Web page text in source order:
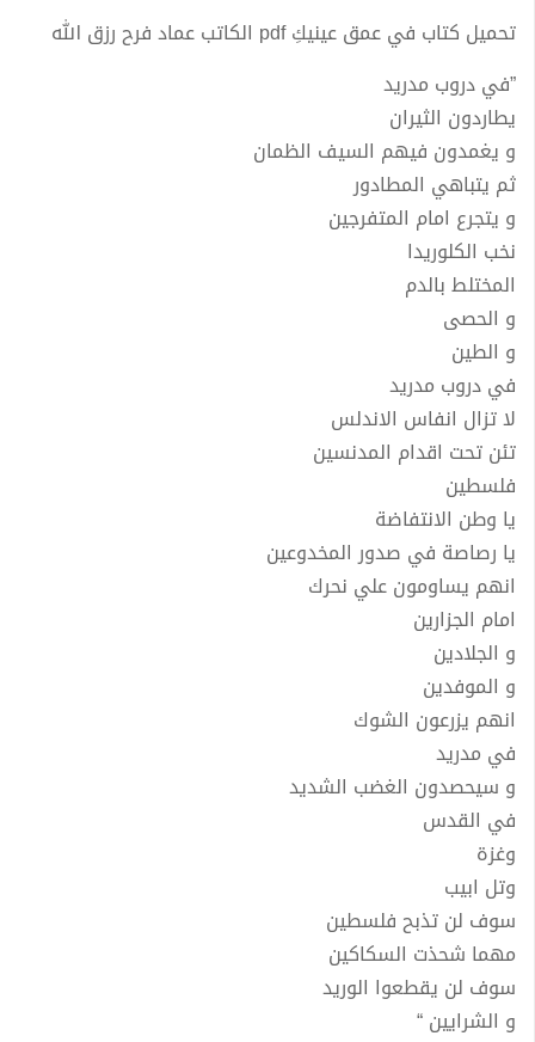
تحميل كتاب في عمق عينيكِ pdf الكاتب عماد فرح رزق الله
”في دروب مدريد
يطاردون الثيران
و يغمدون فيهم السيف الظمان
ثم يتباهي المطادور
و يتجرع امام المتفرجين
نخب الكلوريدا
المختلط بالدم
و الحصى
و الطين
في دروب مدريد
لا تزال انفاس الاندلس
تئن تحت اقدام المدنسين
فلسطين
يا وطن الانتفاضة
يا رصاصة في صدور المخدوعين
انهم يساومون علي نحرك
امام الجزارين
و الجلادين
و الموفدين
انهم يزرعون الشوك
في مدريد
و سيحصدون الغضب الشديد
في القدس
وغزة
وتل ابيب
سوف لن تذبح فلسطين
مهما شحذت السكاكين
سوف لن يقطعوا الوريد
و الشرايين “